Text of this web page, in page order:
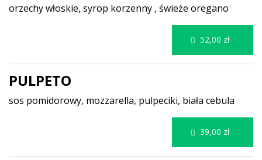
orzechy włoskie, syrop korzenny , świeże oregano
PULPETO
sos pomidorowy, mozzarella, pulpeciki, biała cebula